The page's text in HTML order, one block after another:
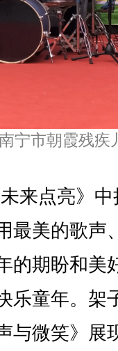
宁市朝霞残疾
来点亮》
最美的歌声
的期盼和美
乐童年。架
与微笑》展